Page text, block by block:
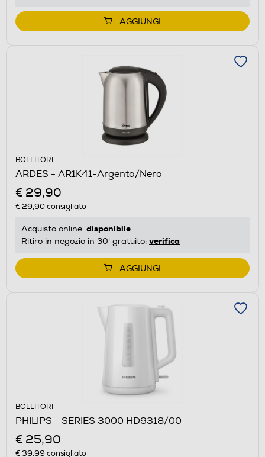
AGGIUNGI
BOLLITORI
ARDES - AR1K41-Argento/Nero
€ 29,90
€ 29,90consigliato
Acquisto online: disponibile
Ritiro in negozio in 30' gratuito: verifica
AGGIUNGI
BOLLITORI
PHILIPS - SERIES 3000 HD9318/00
€ 25,90
€ 39,99 consigliato